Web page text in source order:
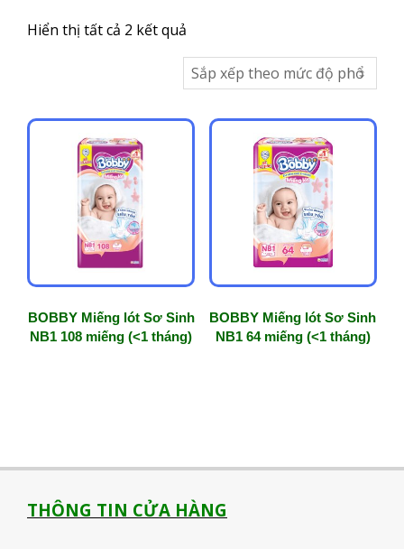
Hiển thị tất cả 2 kết quả
sắp
xếp
mức
BOBBY Miếng lót Sơ Sinh
NB1 108 miếng (<1 tháng)
BOBBY Miếng lót Sơ Sinh
NB1 64 miếng (<1 tháng)
THÔNG TIN CỬA HÀNG